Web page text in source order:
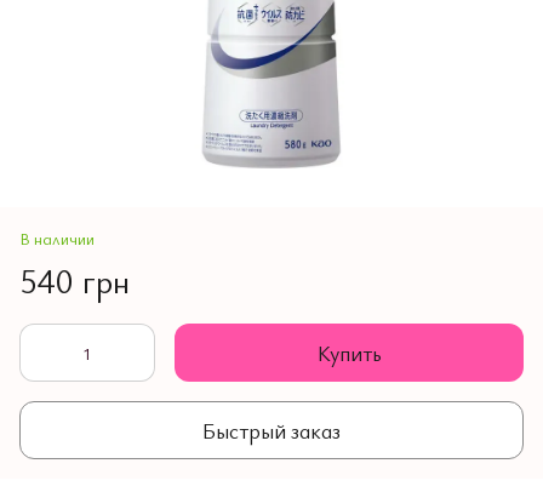
В наличии
540 грн
Купить
Быстрый заказ